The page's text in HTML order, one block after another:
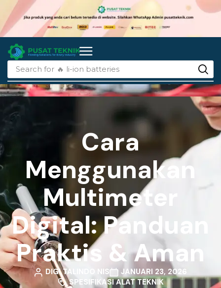
Search for 🔥 li-ion batteries
Cara
Menggunakan
Multimeter
Digital: Panduan
Praktis & Aman
DIGI TALINDO NIS
JANUARI 23, 2026
SPESIFIKASI ALAT TEKNIK